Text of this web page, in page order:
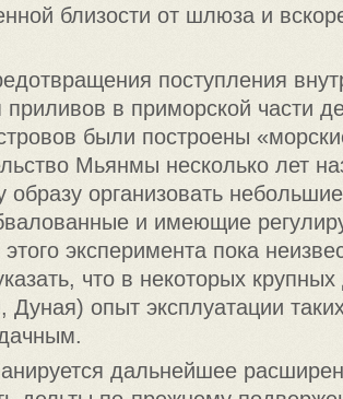
близости от шлюза и
поступления
в приморской части
были построены
Мьянмы несколько лет
образу организовать
и имеющие
эксперимента пока
что в некоторых крупных
Дуная) опыт эксплуатации
дальнейшее